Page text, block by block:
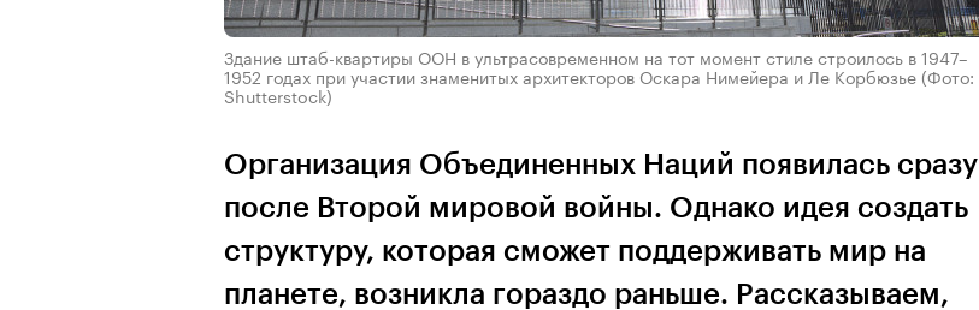
Здание штаб-квартиры ООН в ультрасовременном на тот момент стиле строилось в 1947–
1952 годах при участии знаменитых архитекторов Оскара Нимейера и Ле Корбюзье (Фото:
Shutterstock)
Организация Объединенных Наций появилась сразу
после Второй мировой войны. Однако идея создать
структуру, которая сможет поддерживать мир на
планете, возникла гораздо раньше. Рассказываем,